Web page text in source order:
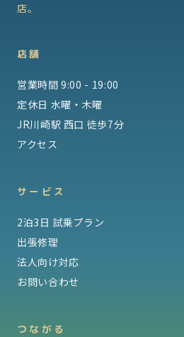
店。
店舗
営業時間 9:00 - 19:00
定休日 水曜・木曜
JR川崎駅 西口 徒歩7分
アクセス
サービス
2泊3日 試乗プラン
出張修理
法人向け対応
お問い合わせ
つながる